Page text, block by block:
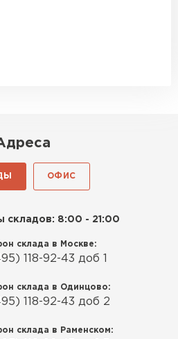
ОФИС
складов: 8:00 - 21:00
склада в Москве:
118-92-43 доб 1
склада в Одинцово:
118-92-43 доб 2
склада в Раменском: